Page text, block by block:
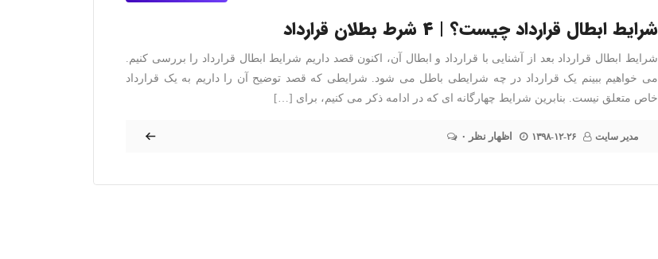
شرایط ابطال قرارداد چیست؟ | ۴ شرط بطلان قرارداد
شرایط ابطال قرارداد بعد از آشنایی با قرارداد و ابطال آن، اکنون قصد داریم شرایط ابطال قرارداد را بررسی کنیم.
می خواهیم ببینم یک قرارداد در چه شرایطی باطل می شود. شرایطی که قصد توضیح آن را داریم به یک قرارداد
خاص متعلق نیست. بنابرین شرایط چهارگانه ای که در ادامه ذکر می کنیم، برای […]
مدیر سایت ۱۳۹۸-۱۲-۲۶ ۰ اظهار نظر